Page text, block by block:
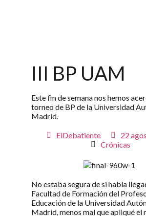
III BP UAM
Este fin de semana nos hemos
torneo de BP de la Universidad
Madrid.
ElDebatiente
22
Crónicas
No estaba segura de si había
Facultad de Formación del
Educación de la Universidad
Madrid, menos mal que apliqué el